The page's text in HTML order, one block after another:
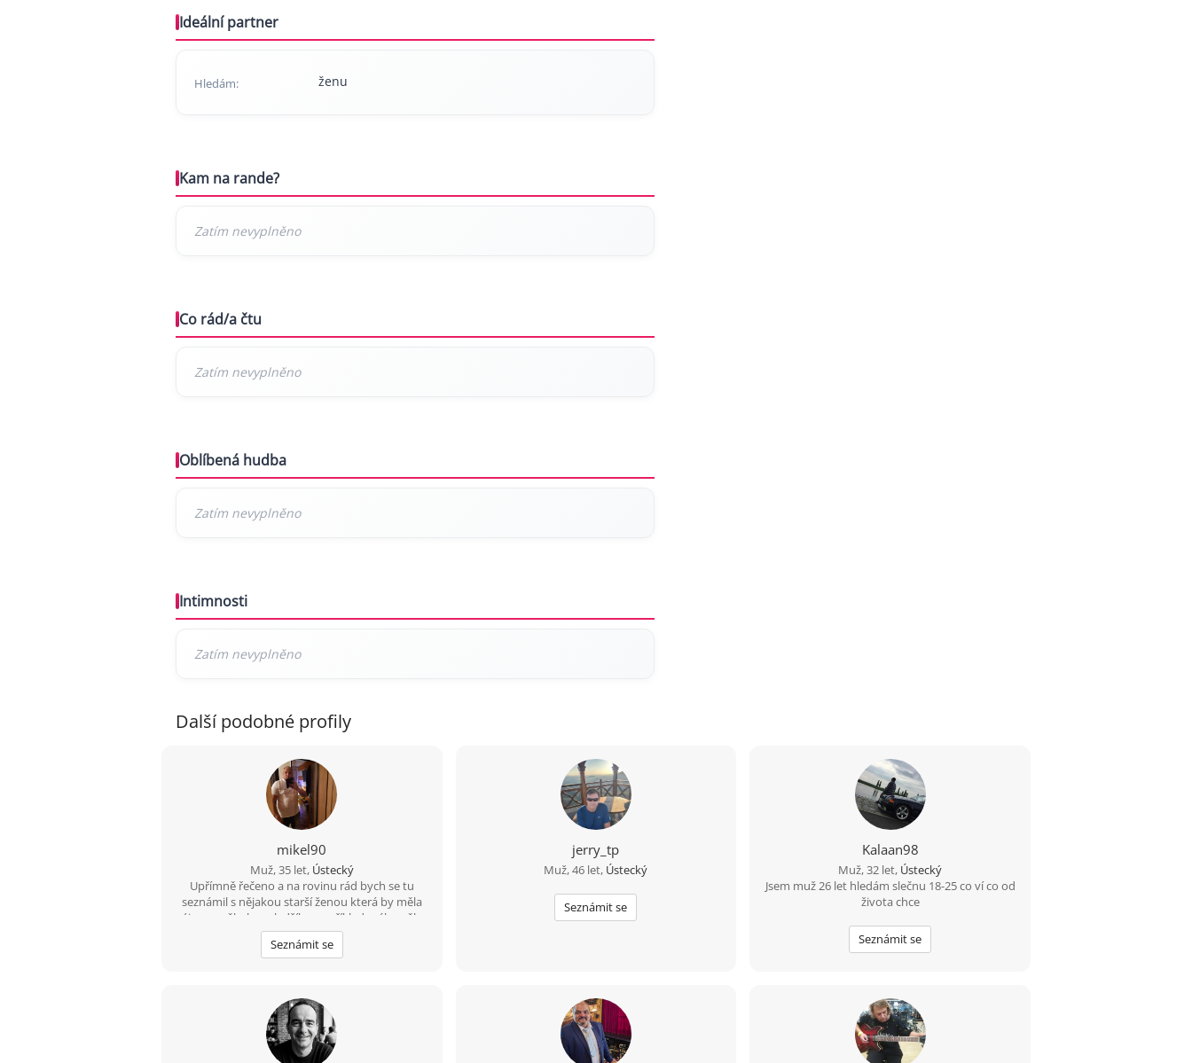
Ideální partner
Hledám: ženu
Kam na rande?
Co rád/a čtu
Oblíbená hudba
Intimnosti
Další podobné profily
mikel90
Muž, 35 let, Ústecký
Upřímně řečeno a na rovinu rád bych se tu
seznámil s nějakou starší ženou která by měla
zájem o někoho mladšího například mého věku
a mám i rodinu děti tak by to nevadilo
Seznámit se
jerry_tp
Muž, 46 let, Ústecký
Seznámit se
Kalaan98
Muž, 32 let, Ústecký
Jsem muž 26 let hledám slečnu 18-25 co ví co od
života chce
Seznámit se